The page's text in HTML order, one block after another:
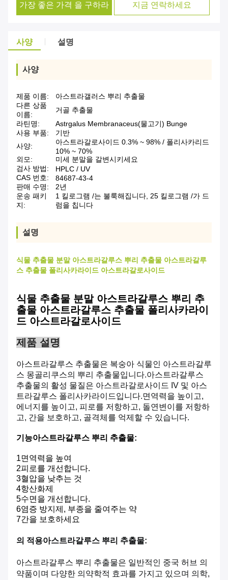
가장 좋은 가격 을 구하라 지금 연락하세요
사양 설명
사양
제품 이름:
아스트라갤러스 뿌리 추출물
다른 상품
이름:
거골 추출물
라틴명:
Astrgalus Membranaceus(물고기) Bunge
사용 부품:
기반
사양:
아스트라갈로사이드 0.3% ~ 98% / 폴리사카리드
10% ~ 70%
외모:
미세 분말을 갈변시키세요
검사 방법:
HPLC / UV
CAS 번호:
84687-43-4
판매 수명:
2년
운송 패키
지:
1 킬로그램 /는 불룩해집니다, 25 킬로그램 /가 드
럼을 칩니다
설명
식물 추출물 분말 아스트라갈루스 뿌리 추출물 아스트라갈루
스 추출물 폴리사카라이드 아스트라갈로사이드
식물 추출물 분말 아스트라갈루스 뿌리 추
출물 아스트라갈루스 추출물 폴리사카라이
드 아스트라갈로사이드
제품 설명
아스트라갈루스 추출물은 복숭아 식물인 아스트라갈루
스 몽골리쿠스의 뿌리 추출물입니다.아스트라갈루스
추출물의 활성 물질은 아스트라갈로사이드 IV 및 아스
트라갈루스 폴리사카라이드입니다.면역력을 높이고,
에너지를 높이고, 피로를 저항하고, 돌연변이를 저항하
고, 간을 보호하고, 골격체를 억제할 수 있습니다.
기능아스트라갈루스 뿌리 추출물:
1면역력을 높여
2피로를 개선합니다.
3혈압을 낮추는 것
4항산화제
5수면을 개선합니다.
6염증 방지제, 부종을 줄여주는 약
7간을 보호하세요
의 적용아스트라갈루스 뿌리 추출물:
아스트라갈루스 뿌리 추출물은 일반적인 중국 허브 의
약품이며 다양한 의약학적 효과를 가지고 있으며 의학,